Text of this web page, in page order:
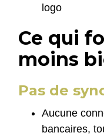
logo
Ce qui
moins
Pas de
Aucune
bancaires,